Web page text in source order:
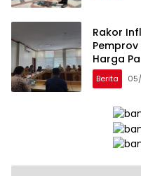
Rakor
Harga
Berita